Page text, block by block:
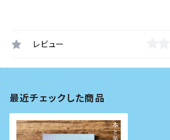
レビュー
最近チェックした商品